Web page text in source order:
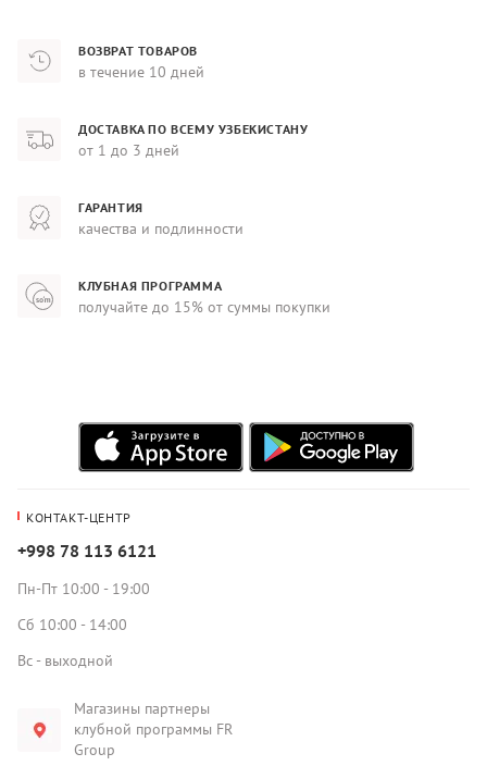
ВОЗВРАТ ТОВАРОВ
в течение 10 дней
ДОСТАВКА ПО ВСЕМУ УЗБЕКИСТАНУ
от 1 до 3 дней
ГАРАНТИЯ
качества и подлинности
КЛУБНАЯ ПРОГРАММА
получайте до 15% от суммы покупки
КОНТАКТ-ЦЕНТР
+998 78 113 6121
Пн-Пт 10:00 - 19:00
Сб 10:00 - 14:00
Вс - выходной
Магазины партнеры
клубной программы FR
Group